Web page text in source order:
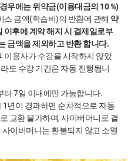
우에는 위약금(이용대금의 10 %)
스 금액(학습비)의 반환에 관해 약
이후에 계약 해지 시 결제일로부
금액을 제외하고 반환 합니다.
이용자가 수강을 시작하지 않았
도 수강 기간은 자동 진행됩니
터 7일 이내에만 가능합니다.
1년이 경과하면 순차적으로 자동
교환 불가하며, 사이버머니로 결
이버머니는 환불되지 않고 소멸